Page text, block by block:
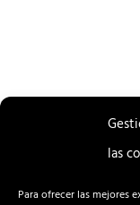
las
Para ofrecer las mejores